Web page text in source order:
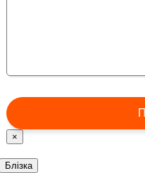
×
Блізка